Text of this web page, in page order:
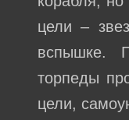
цели –
вспышке.
торпеды
цели,